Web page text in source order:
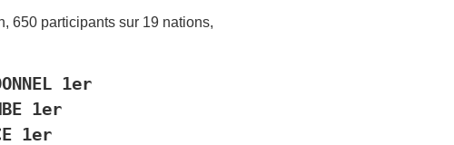
650 participants sur 19 nations,
1er
1er
1er